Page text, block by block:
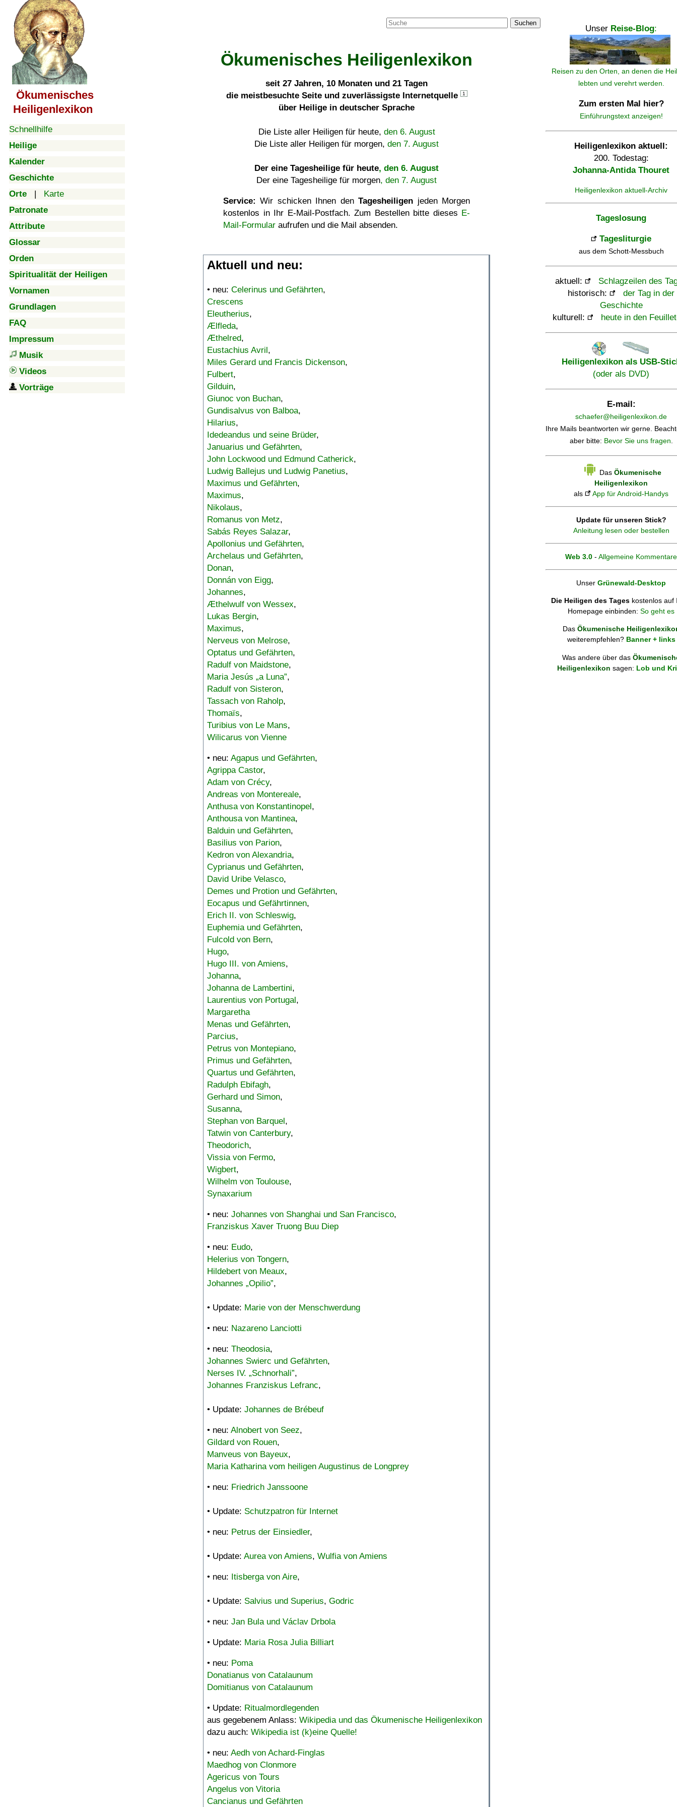
Ökumenisches
Heiligenlexikon
Schnellhilfe
Heilige
Kalender
Geschichte
Orte | Karte
Patronate
Attribute
Glossar
Orden
Spiritualität der Heiligen
Vornamen
Grundlagen
FAQ
Impressum
Musik
Videos
Vorträge
Suchen
Ökumenisches Heiligenlexikon
seit 27 Jahren, 10 Monaten und 21 Tagen
die meistbesuchte Seite und zuverlässigste Internetquelle
1
über Heilige in deutscher Sprache
Die Liste aller Heiligen für heute, den 6. August
Die Liste aller Heiligen für morgen, den 7. August
Der eine Tagesheilige für heute, den 6. August
Der eine Tagesheilige für morgen, den 7. August
Service: Wir schicken Ihnen denTagesheiligen jeden Morgen
kostenlos in Ihr E-Mail-Postfach. Zum Bestellen bitte dieses E-
Mail-Formular aufrufen und die Mail absenden.
Aktuell und neu:
• neu: Celerinus und Gefährten,
Crescens
Eleutherius,
Ælfleda,
Æthelred,
Eustachius Avril,
Miles Gerard und Francis Dickenson,
Fulbert,
Gilduin,
Giunoc von Buchan,
Gundisalvus von Balboa,
Hilarius,
Idedeandus und seine Brüder,
Januarius und Gefährten,
John Lockwood und Edmund Catherick,
Ludwig Ballejus und Ludwig Panetius,
Maximus und Gefährten,
Maximus,
Nikolaus,
Romanus von Metz,
Sabás Reyes Salazar,
Apollonius und Gefährten,
Archelaus und Gefährten,
Donan,
Donnán von Eigg,
Johannes,
Æthelwulf von Wessex,
Lukas Bergin,
Maximus,
Nerveus von Melrose,
Optatus und Gefährten,
Radulf von Maidstone,
Maria Jesús „a Luna”,
Radulf von Sisteron,
Tassach von Raholp,
Thomaïs,
Turibius von Le Mans,
Wilicarus von Vienne
• neu: Agapus und Gefährten,
Agrippa Castor,
Adam von Crécy,
Andreas von Montereale,
Anthusa von Konstantinopel,
Anthousa von Mantinea,
Balduin und Gefährten,
Basilius von Parion,
Kedron von Alexandria,
Cyprianus und Gefährten,
David Uribe Velasco,
Demes und Protion und Gefährten,
Eocapus und Gefährtinnen,
Erich II. von Schleswig,
Euphemia und Gefährten,
Fulcold von Bern,
Hugo,
Hugo III. von Amiens,
Johanna,
Johanna de Lambertini,
Laurentius von Portugal,
Margaretha
Menas und Gefährten,
Parcius,
Petrus von Montepiano,
Primus und Gefährten,
Quartus und Gefährten,
Radulph Ebifagh,
Gerhard und Simon,
Susanna,
Stephan von Barquel,
Tatwin von Canterbury,
Theodorich,
Vissia von Fermo,
Wigbert,
Wilhelm von Toulouse,
Synaxarium
• neu: Johannes von Shanghai und San Francisco,
Franziskus Xaver Truong Buu Diep
• neu: Eudo,
Helerius von Tongern,
Hildebert von Meaux,
Johannes „Opilio”,
• Update: Marie von der Menschwerdung
• neu: Nazareno Lanciotti
• neu: Theodosia,
Johannes Swierc und Gefährten,
Nerses IV. „Schnorhali”,
Johannes Franziskus Lefranc,
• Update: Johannes de Brébeuf
• neu: Alnobert von Seez,
Gildard von Rouen,
Manveus von Bayeux,
Maria Katharina vom heiligen Augustinus de Longprey
• neu: Friedrich Janssoone
• Update: Schutzpatron für Internet
• neu: Petrus der Einsiedler,
• Update: Aurea von Amiens, Wulfia von Amiens
• neu: Itisberga von Aire,
• Update: Salvius und Superius, Godric
• neu: Jan Bula und Václav Drbola
• Update: Maria Rosa Julia Billiart
• neu: Poma
Donatianus von Catalaunum
Domitianus von Catalaunum
• Update: Ritualmordlegenden
aus gegebenem Anlass: Wikipedia und das Ökumenische Heiligenlexikon
dazu auch: Wikipedia ist (k)eine Quelle!
• neu: Aedh von Achard-Finglas
Maedhog von Clonmore
Agericus von Tours
Angelus von Vitoria
Cancianus und Gefährten
Unser Reise-Blog:
Reisen zu den Orten, an denen die
lebten und verehrt werden.
Zum ersten Mal hier?
Einführungstext anzeigen!
Heiligenlexikon aktuell:
200. Todestag:
Johanna-Antida Thouret
Heiligenlexikon aktuell-Archiv
Tageslosung
Tagesliturgie
aus dem Schott-Messbuch
aktuell:
Schlagzeilen des
historisch:
der Tag in der
Geschichte
kulturell:
heute in den
Heiligenlexikon als USB-
(oder als DVD)
E-mail:
schaefer@heiligenlexikon.de
Ihre Mails beantworten wir gerne.
aber bitte: Bevor Sie uns fragen.
Das Ökumenische
Heiligenlexikon
als
App für Android-Handys
Update für unseren Stick?
Anleitung lesen oder bestellen
Web 3.0 - Allgemeine Kommentare
Unser Grünewald-Desktop
Die Heiligen des Tages kostenlos auf
Homepage einbinden: So geht es
Das Ökumenische
weiterempfehlen? Banner + links
Was andere über das
Heiligenlexikon sagen: Lob und